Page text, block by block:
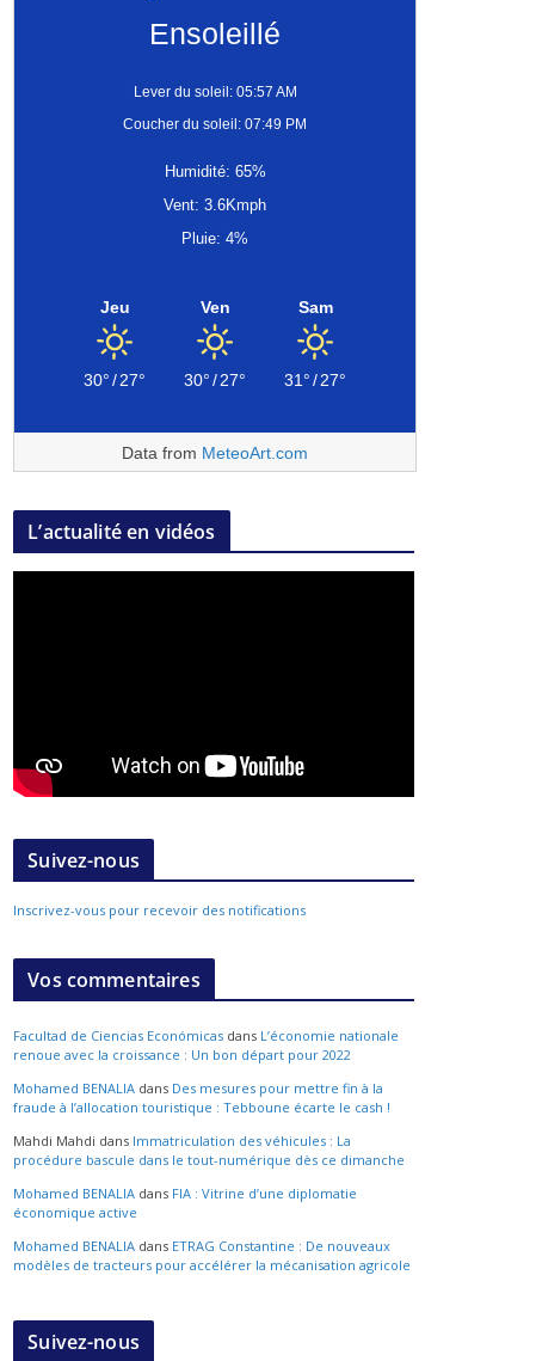
Ensoleillé
Lever du soleil: 05:57 AM
Coucher du soleil: 07:49 PM
Humidité: 65%
Vent: 3.6Kmph
Pluie: 4%
Jeu
30°/27°
Ven
30°/27°
Sam
31°/27°
Data from MeteoArt.com
L’actualité en vidéos
Suivez-nous
Inscrivez-vous pour recevoir des notifications
Vos commentaires
Facultad de Ciencias Económicas dans L’économie nationale
renoue avec la croissance : Un bon départ pour 2022
Mohamed BENALIA dans Des mesures pour mettre fin à la
fraude à l’allocation touristique : Tebboune écarte le cash !
Mahdi Mahdi dans Immatriculation des véhicules : La
procédure bascule dans le tout-numérique dès ce dimanche
Mohamed BENALIA dans FIA : Vitrine d’une diplomatie
économique active
Mohamed BENALIA dans ETRAG Constantine : De nouveaux
modèles de tracteurs pour accélérer la mécanisation agricole
Suivez-nous